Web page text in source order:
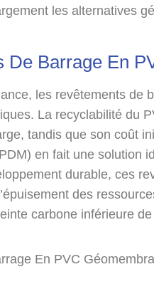
les alternatives
De Barrage En
les revêtements de
La recyclabilité du
tandis que son coût
en fait une solution
durable, ces
des
carbone inférieure